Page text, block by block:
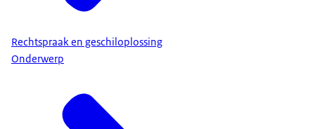
Rechtspraak en geschiloplossing
Onderwerp